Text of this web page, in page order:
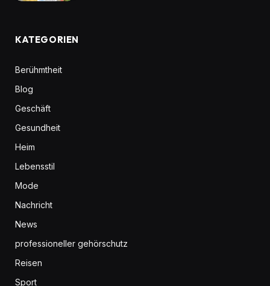
KATEGORIEN
Berühmtheit
Blog
Geschäft
Gesundheit
Heim
Lebensstil
Mode
Nachricht
News
professioneller gehörschutz
Reisen
Sport